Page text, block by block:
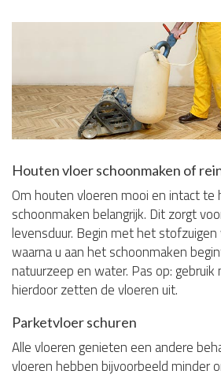
Houten vloer schoonmaken of
Om houten vloeren mooi en intact te
schoonmaken belangrijk. Dit zorgt
levensduur. Begin met het
waarna u aan het schoonmaken
natuurzeep en water. Pas op:
hierdoor zetten de vloeren uit.
Parketvloer schuren
Alle vloeren genieten een andere
vloeren hebben bijvoorbeeld minder